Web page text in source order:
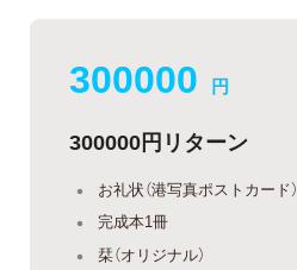
300000 円
300000円リターン
お礼状（港写真ポストカード）
完成本1冊
栞（オリジナル）